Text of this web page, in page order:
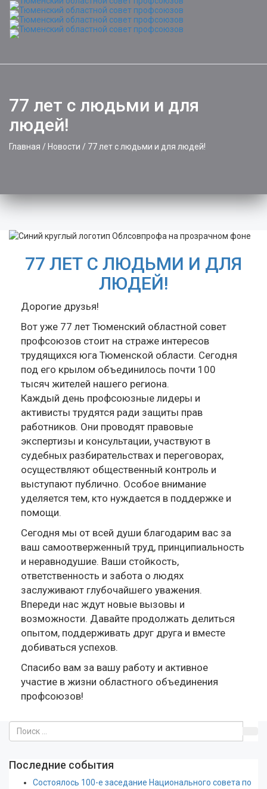
77 лет с людьми и для
людей!
Главная / Новости / 77 лет с людьми и для людей!
77 ЛЕТ С ЛЮДЬМИ И ДЛЯ
ЛЮДЕЙ!
Дорогие друзья!
Вот уже 77 лет Тюменский областной совет
профсоюзов стоит на страже интересов
трудящихся юга Тюменской области. Сегодня
под его крылом объединилось почти 100
тысяч жителей нашего региона.
Каждый день профсоюзные лидеры и
активисты трудятся ради защиты прав
работников. Они проводят правовые
экспертизы и консультации, участвуют в
судебных разбирательствах и переговорах,
осуществляют общественный контроль и
выступают публично. Особое внимание
уделяется тем, кто нуждается в поддержке и
помощи.
Сегодня мы от всей души благодарим вас за
ваш самоотверженный труд, принципиальность
и неравнодушие. Ваши стойкость,
ответственность и забота о людях
заслуживают глубочайшего уважения.
Впереди нас ждут новые вызовы и
возможности. Давайте продолжать делиться
опытом, поддерживать друг друга и вместе
добиваться успехов.
Спасибо вам за вашу работу и активное
участие в жизни областного объединения
профсоюзов!
Последние события
Состоялось 100-е заседание Национального совета по